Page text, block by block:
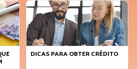
DICAS PARA OBTER CRÉDITO